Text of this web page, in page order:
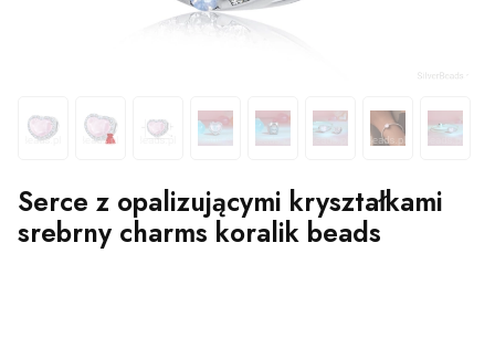
Serce z opalizującymi kryształkami
srebrny charms koralik beads